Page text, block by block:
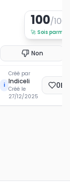
100/100
🚀 Sois parmi
Non
i
Créé par
Indiceli
Créé le
27/12/2025
0